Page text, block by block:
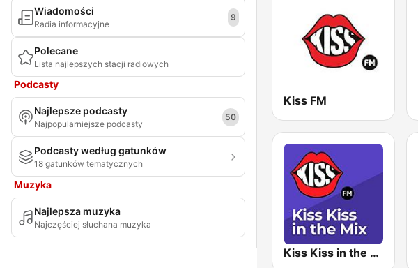
Wiadomości
Radia informacyjne
9
Polecane
Lista najlepszych stacji radiowych
Podcasty
Najlepsze podcasty
Najpopularniejsze podcasty
50
Podcasty według gatunków
18 gatunków tematycznych
Muzyka
Najlepsza muzyka
Najczęściej słuchana muzyka
Kiss FM
Kiss Kiss in the Mix Radio